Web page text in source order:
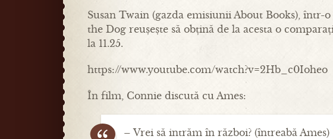
Susan Twain (gazda emisiunii About Books),
the Dog reușește să obțină de la acesta o
la 11.25.
https://www.youtube.com/watch?v=2Hb_c0Ioheo
În film, Connie discută cu Ames:
– Vrei să intrăm în război? (întreabă Ames)